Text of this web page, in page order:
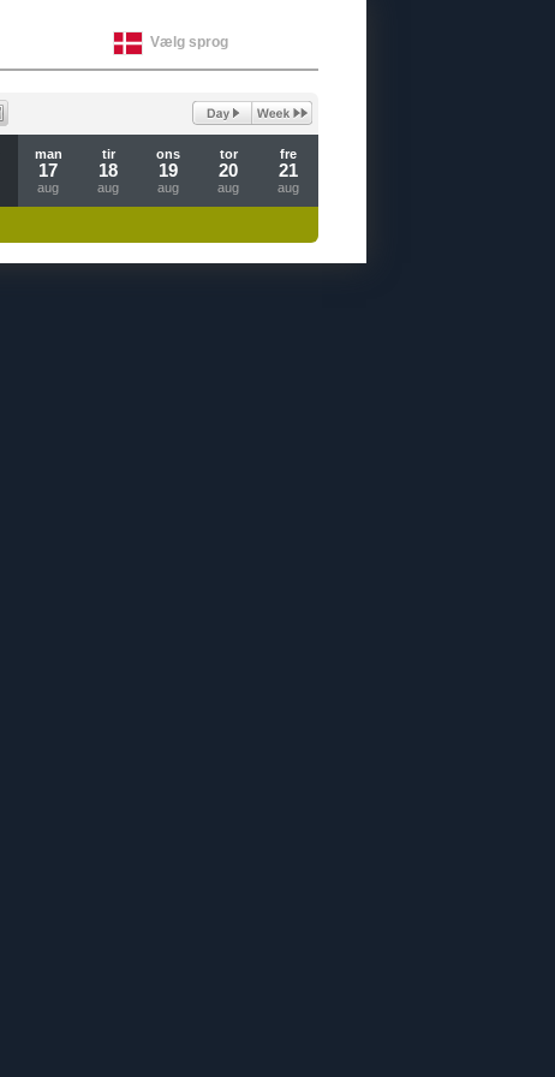
Vælg sprog
man
17
aug
tir
18
aug
ons
19
aug
tor
20
aug
fre
21
aug